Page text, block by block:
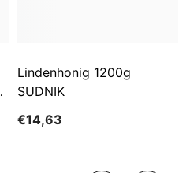
Lindenhonig 1200g
SUDNIK
€14,63